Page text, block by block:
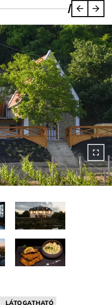
/
LÁTOGATHATÓ